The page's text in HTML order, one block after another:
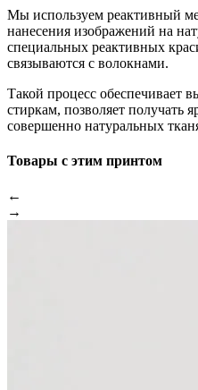
Мы используем реактивный
нанесения изображений на
специальных реактивных
связываются с волокнами.
Такой процесс обеспечивает
стиркам, позволяет получать
совершенно натуральных
Товары с этим принтом
←
→